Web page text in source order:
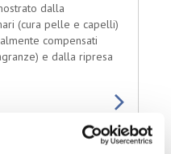
dalla
(cura pelle e capelli)
compensati
e dalla ripresa